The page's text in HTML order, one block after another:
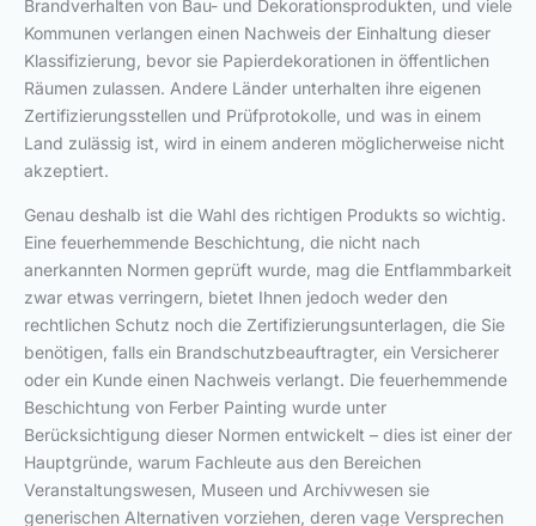
Brandverhalten von Bau- und Dekorationsprodukten, und viele
Kommunen verlangen einen Nachweis der Einhaltung dieser
Klassifizierung, bevor sie Papierdekorationen in öffentlichen
Räumen zulassen. Andere Länder unterhalten ihre eigenen
Zertifizierungsstellen und Prüfprotokolle, und was in einem
Land zulässig ist, wird in einem anderen möglicherweise nicht
akzeptiert.
Genau deshalb ist die Wahl des richtigen Produkts so wichtig.
Eine feuerhemmende Beschichtung, die nicht nach
anerkannten Normen geprüft wurde, mag die Entflammbarkeit
zwar etwas verringern, bietet Ihnen jedoch weder den
rechtlichen Schutz noch die Zertifizierungsunterlagen, die Sie
benötigen, falls ein Brandschutzbeauftragter, ein Versicherer
oder ein Kunde einen Nachweis verlangt. Die feuerhemmende
Beschichtung von Ferber Painting wurde unter
Berücksichtigung dieser Normen entwickelt – dies ist einer der
Hauptgründe, warum Fachleute aus den Bereichen
Veranstaltungswesen, Museen und Archivwesen sie
generischen Alternativen vorziehen, deren vage Versprechen